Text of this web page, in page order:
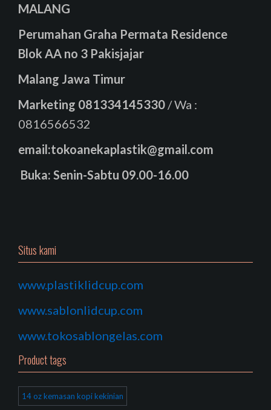
MALANG
Perumahan Graha Permata Residence
Blok AA no 3 Pakisjajar
Malang Jawa Timur
Marketing 081334145330 / Wa :
0816566532
email:tokoanekaplastik@gmail.com
Buka: Senin-Sabtu 09.00-16.00
Situs kami
www.plastiklidcup.com
www.sablonlidcup.com
www.tokosablongelas.com
Product tags
14 oz kemasan kopi kekinian